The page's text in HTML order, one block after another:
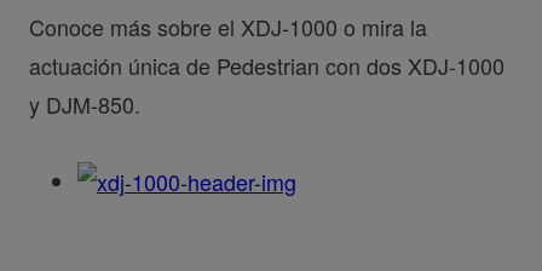
Conoce más sobre el XDJ-1000 o mira la
actuación única de Pedestrian con dos XDJ-1000
y DJM-850.